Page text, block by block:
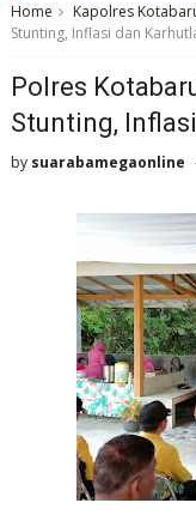
Home Kapolres
Stunting, Inflasi dan
Polres
Stunting,
by suarabamegaonline